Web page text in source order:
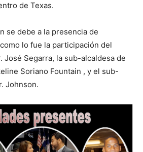
de Texas.
se debe a la presencia de
lo fue la participación del
José Segarra, la sub-alcaldesa de
Soriano Fountain , y el sub-
Johnson.